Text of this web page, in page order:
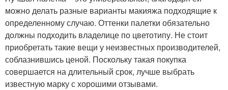
можно делать разные варианты макияжа подходящие к
определенному случаю. Оттенки палетки обязательно
должны подходить владелице по цветотипу. Не стоит
приобретать такие вещи у неизвестных производителей,
соблазнившись ценой. Поскольку такая покупка
совершается на длительный срок, лучше выбрать
известную марку с хорошими отзывами.